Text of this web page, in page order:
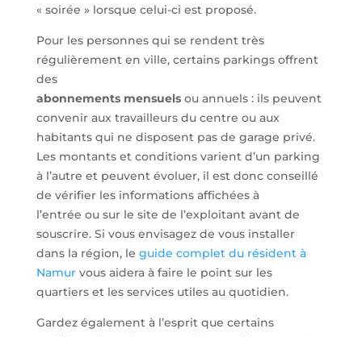
« soirée » lorsque celui-ci est proposé.
Pour les personnes qui se rendent très
régulièrement en ville, certains parkings offrent
des
abonnements mensuelsou annuels : ils peuvent
convenir aux travailleurs du centre ou aux
habitants qui ne disposent pas de garage privé.
Les montants et conditions varient d’un parking
à l’autre et peuvent évoluer, il est donc conseillé
de vérifier les informations affichées à
l’entrée ou sur le site de l’exploitant avant de
souscrire. Si vous envisagez de vous installer
dans la région, le guide complet du résident à
Namur vous aidera à faire le point sur les
quartiers et les services utiles au quotidien.
Gardez également à l’esprit que certains